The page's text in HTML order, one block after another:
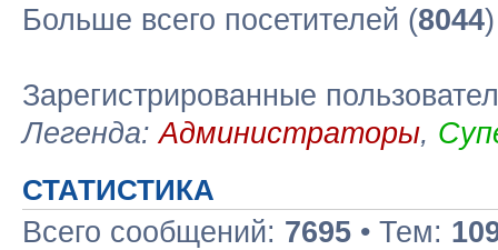
Больше всего посетителей (8044
Зарегистрированные
Легенда:Администраторы,
СТАТИСТИКА
Всего сообщений: 7695 • Тем: